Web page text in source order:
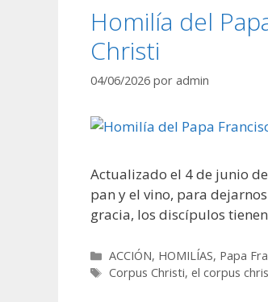
Homilía del
Christi
04/06/2026 por admin
Actualizado el 4 de junio
pan y el vino, para
gracia, los discípulos
Categorías
ACCIÓN, HOMILÍAS, Papa
Etiquetas
Corpus Christi,el corpus